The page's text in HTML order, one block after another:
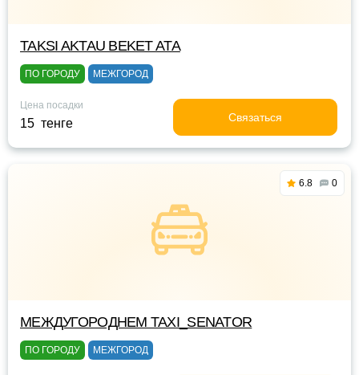
TAKSI AKTAU BEKET ATA
ПО ГОРОДУ МЕЖГОРОД
Цена посадки
15 тенге Связаться
6.8 0
МЕЖДУГОРОДНЕМ TAXI_SENATOR
ПО ГОРОДУ МЕЖГОРОД